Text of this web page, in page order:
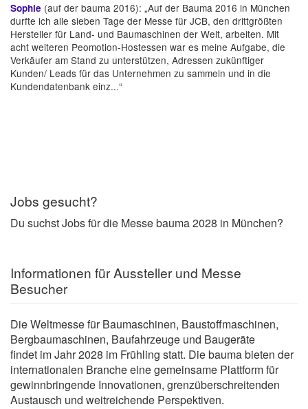
Sophie (auf der bauma 2016): „Auf der Bauma 2016 in München
durfte ich alle sieben Tage der Messe für JCB, den drittgrößten
Hersteller für Land- und Baumaschinen der Welt, arbeiten. Mit
acht weiteren Peomotion-Hostessen war es meine Aufgabe, die
Verkäufer am Stand zu unterstützen, Adressen zukünftiger
Kunden/ Leads für das Unternehmen zu sammeln und in die
Kundendatenbank einz...“
Jobs gesucht?
Du suchst Jobs für die Messe bauma 2028 in München?
Informationen für Aussteller und Messe
Besucher
Die Weltmesse für Baumaschinen, Baustoffmaschinen,
Bergbaumaschinen, Baufahrzeuge und Baugeräte
findet im Jahr 2028 im Frühling statt. Die bauma bieten der
internationalen Branche eine gemeinsame Plattform für
gewinnbringende Innovationen, grenzüberschreitenden
Austausch und weitreichende Perspektiven.